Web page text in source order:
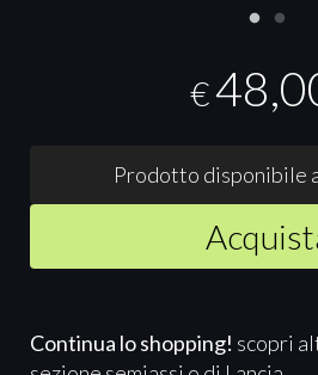
€
Prodotto disponibile
Continua lo shopping! scopri